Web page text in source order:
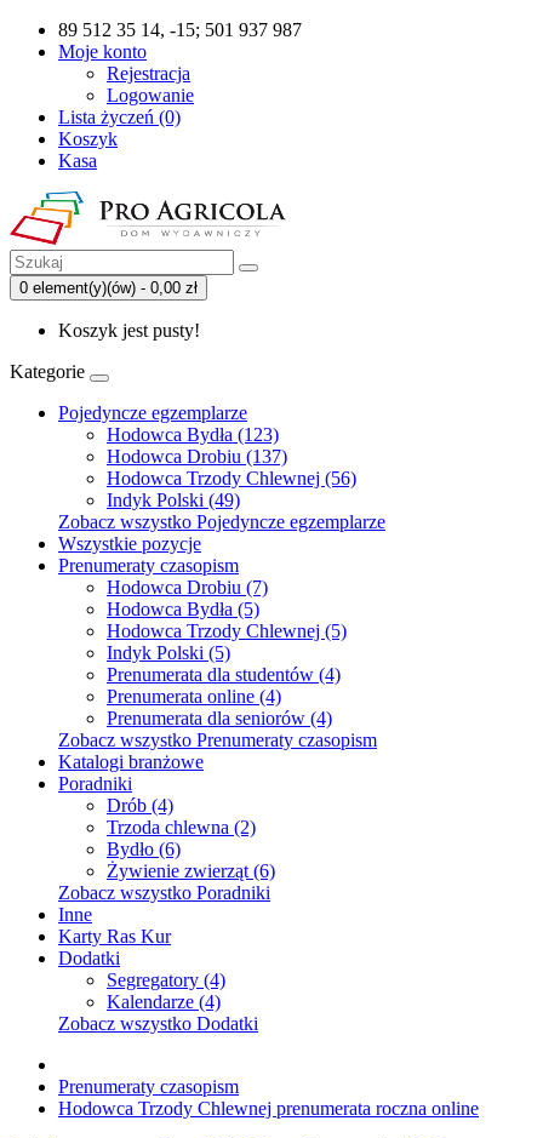
89 512 35 14, -15; 501 937 987
Moje konto
Rejestracja
Logowanie
Lista życzeń (0)
Koszyk
Kasa
0 element(y)(ów) - 0,00 zł
Koszyk jest pusty!
Kategorie
Pojedyncze egzemplarze
Hodowca Bydła (123)
Hodowca Drobiu (137)
Hodowca Trzody Chlewnej (56)
Indyk Polski (49)
Zobacz wszystko Pojedyncze egzemplarze
Wszystkie pozycje
Prenumeraty czasopism
Hodowca Drobiu (7)
Hodowca Bydła (5)
Hodowca Trzody Chlewnej (5)
Indyk Polski (5)
Prenumerata dla studentów (4)
Prenumerata online (4)
Prenumerata dla seniorów (4)
Zobacz wszystko Prenumeraty czasopism
Katalogi branżowe
Poradniki
Drób (4)
Trzoda chlewna (2)
Bydło (6)
Żywienie zwierząt (6)
Zobacz wszystko Poradniki
Inne
Karty Ras Kur
Dodatki
Segregatory (4)
Kalendarze (4)
Zobacz wszystko Dodatki
Prenumeraty czasopism
Hodowca Trzody Chlewnej prenumerata roczna online